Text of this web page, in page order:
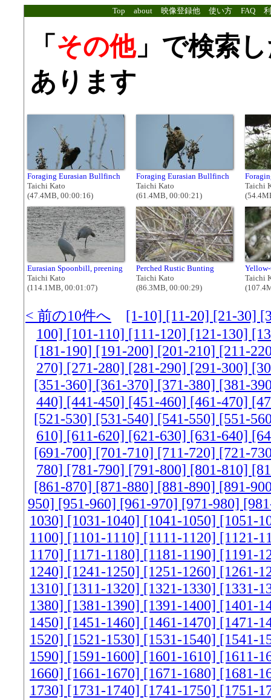
Top about 映像登録他 使い方 FAQ
「 その他」で検索
あります
Foraging Eurasian Bullfinch
Taichi Kato
(47.4MB, 00:00:16)
Foraging Eurasian Bullfinch
Taichi Kato
(61.4MB, 00:00:21)
Taichi
Eurasian Spoonbill, preening
Taichi Kato
(114.1MB, 00:01:07)
Perched Rustic Bunting
Taichi Kato
(86.3MB, 00:00:29)
Taichi
< 前の10件へ [1-10] [11-20] [21-30]
100] [101-110] [111-120] [121-130]
[181-190] [191-200] [201-210] [211-
270] [271-280] [281-290] [291-300]
[351-360] [361-370] [371-380] [381-
440] [441-450] [451-460] [461-470]
[521-530] [531-540] [541-550] [551-
610] [611-620] [621-630] [631-640]
[691-700] [701-710] [711-720] [721-
780] [781-790] [791-800] [801-810]
[861-870] [871-880] [881-890] [891-
950] [951-960] [961-970] [971-980]
1030] [1031-1040] [1041-1050] [1051-
1100] [1101-1110] [1111-1120] [1121-
1170] [1171-1180] [1181-1190] [1191-
1240] [1241-1250] [1251-1260] [1261-
1310] [1311-1320] [1321-1330] [1331-
1380] [1381-1390] [1391-1400] [1401-
1450] [1451-1460] [1461-1470] [1471-
1520] [1521-1530] [1531-1540] [1541-
1590] [1591-1600] [1601-1610] [1611-
1660] [1661-1670] [1671-1680] [1681-
1730] [1731-1740] [1741-1750] [1751-